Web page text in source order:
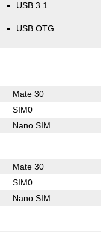
USB 3.1
USB OTG
Mate 30
SIM0
Nano SIM
Mate 30
SIM0
Nano SIM